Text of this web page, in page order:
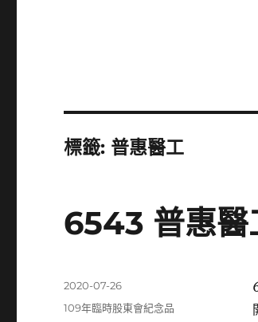
標籤: 普惠醫工
6543 普惠醫
發
2020-07-26
分
109年臨時股東會紀念品